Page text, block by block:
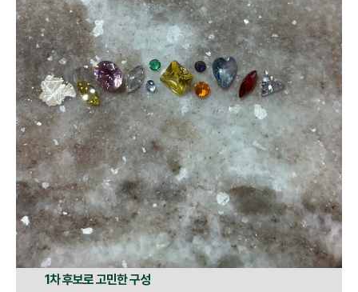
1차 후보로 고민한 구성